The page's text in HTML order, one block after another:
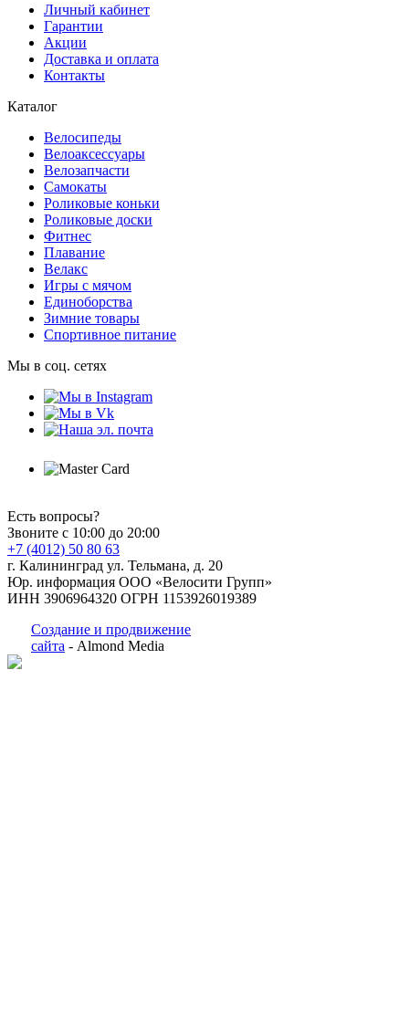
Личный кабинет
Гарантии
Акции
Доставка и оплата
Контакты
Каталог
Велосипеды
Велоаксессуары
Велозапчасти
Самокаты
Роликовые коньки
Роликовые доски
Фитнес
Плавание
Велакс
Игры с мячом
Единоборства
Зимние товары
Спортивное питание
Мы в соц. сетях
Есть вопросы?
Звоните с 10:00 до 20:00
+7 (4012) 50 80 63
г. Калининград ул. Тельмана, д. 20
Юр. информация ООО «Велосити Групп»
ИНН 3906964320 ОГРН 1153926019389
Создание и продвижение
сайта - Almond Media